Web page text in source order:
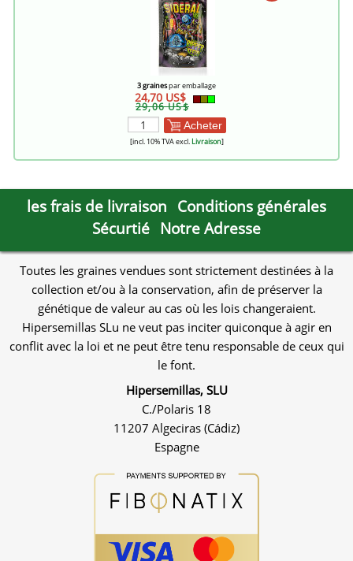
3 grainespar emballage
24,70 US$
29,06 US$
Acheter
[incl. 10% TVA excl.Livraison]
les frais de livraison Conditions générales
Sécurtié Notre Adresse
Toutes les graines vendues sont strictement destinées à la
collection et/ou à la conservation, afin de préserver la
génétique de valeur au cas où les lois changeraient.
Hipersemillas SLu ne veut pas inciter quiconque à agir en
conflit avec la loi et ne peut être tenu responsable de ceux qui
le font.
Hipersemillas, SLU
C./Polaris 18
11207 Algeciras (Cádiz)
Espagne